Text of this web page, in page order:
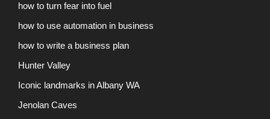
how to turn fear into fuel
how to use automation in business
how to write a business plan
Hunter Valley
Iconic landmarks in Albany WA
Jenolan Caves